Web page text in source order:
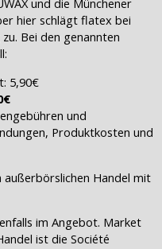
und die Münchener
hier schlägt flatex bei
Bei den genannten
5,90€
und
Produktkosten und
außerbörslichen Handel mit
im Angebot. Market
ist die Société